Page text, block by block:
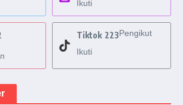
Ikuti
Tiktok 223Pengikut
Ikuti